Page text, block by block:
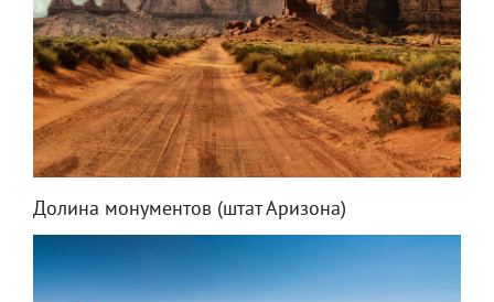
Долина монументов (штат Аризона)